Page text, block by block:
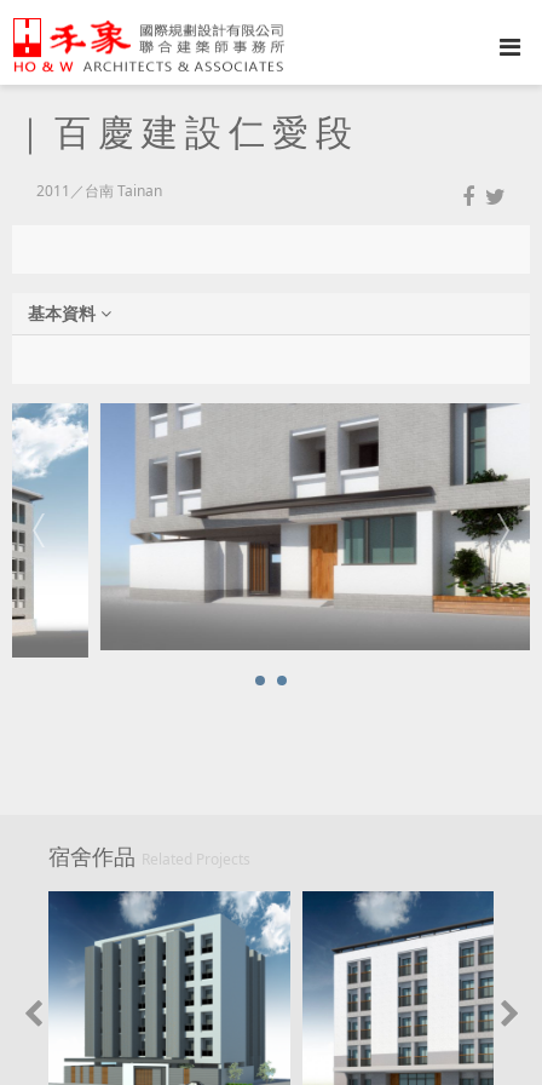
｜百慶建設仁愛段
2011／台南 Tainan
基本資料
宿舍作品 Related Projects